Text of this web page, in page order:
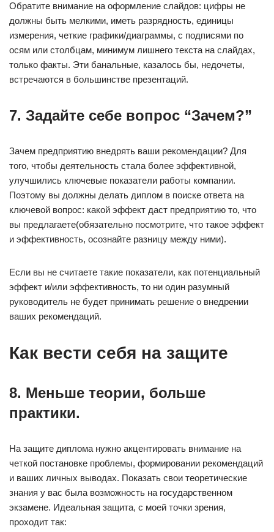
Обратите внимание на оформление слайдов: цифры не
должны быть мелкими, иметь разрядность, единицы
измерения, четкие графики/диаграммы, с подписями по
осям или столбцам, минимум лишнего текста на слайдах,
только факты. Эти банальные, казалось бы, недочеты,
встречаются в большинстве презентаций.
7. Задайте себе вопрос “Зачем?”
Зачем предприятию внедрять ваши рекомендации? Для
того, чтобы деятельность стала более эффективной,
улучшились ключевые показатели работы компании.
Поэтому вы должны делать диплом в поиске ответа на
ключевой вопрос: какой эффект даст предприятию то, что
вы предлагаете(обязательно посмотрите, что такое эффект
и эффективность, осознайте разницу между ними).
Если вы не считаете такие показатели, как потенциальный
эффект и/или эффективность, то ни один разумный
руководитель не будет принимать решение о внедрении
ваших рекомендаций.
Как вести себя на защите
8. Меньше теории, больше
практики.
На защите диплома нужно акцентировать внимание на
четкой постановке проблемы, формировании рекомендаций
и ваших личных выводах. Показать свои теоретические
знания у вас была возможность на государственном
экзамене. Идеальная защита, с моей точки зрения,
проходит так: